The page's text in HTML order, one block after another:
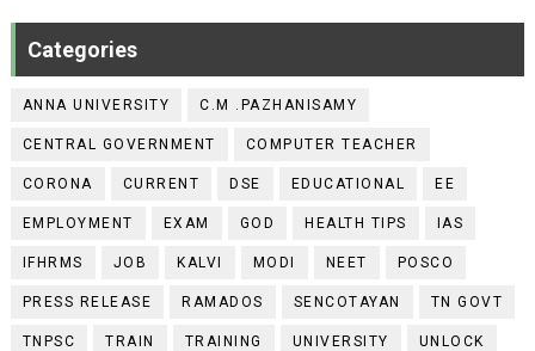
Categories
ANNA UNIVERSITY C.M .PAZHANISAMY
CENTRAL GOVERNMENT COMPUTER TEACHER
CORONA CURRENT DSE EDUCATIONAL EE
EMPLOYMENT EXAM GOD HEALTH TIPS IAS
IFHRMS JOB KALVI MODI NEET POSCO
PRESS RELEASE RAMADOS SENCOTAYAN TN GOVT
TNPSC TRAIN TRAINING UNIVERSITY UNLOCK